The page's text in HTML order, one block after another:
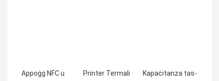
Appoġġ NFC u
Printer Termali
Kapaċitanza tas-